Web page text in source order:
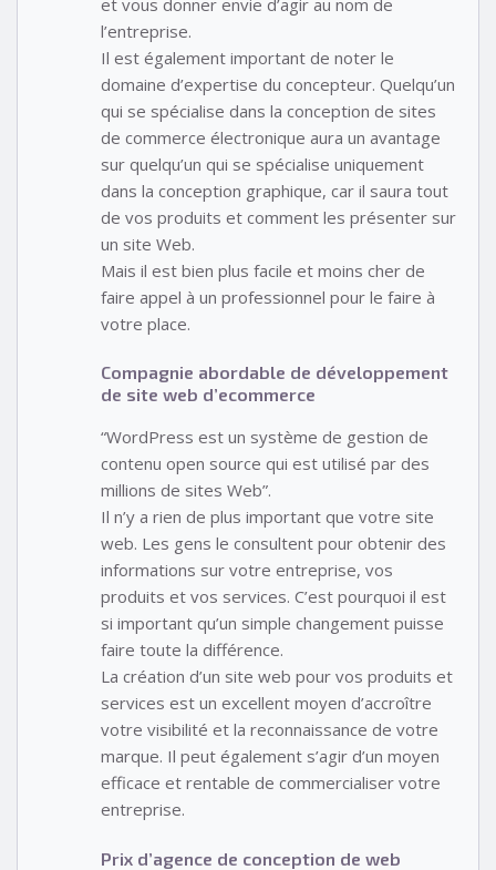
l’entreprise.
Il est également important de noter le
domaine d’expertise du concepteur. Quelqu’un
qui se spécialise dans la conception de sites
de commerce électronique aura un avantage
sur quelqu’un qui se spécialise uniquement
dans la conception graphique, car il saura tout
de vos produits et comment les présenter sur
un site Web.
Mais il est bien plus facile et moins cher de
faire appel à un professionnel pour le faire à
votre place.
Compagnie abordable de développement
de site web d’ecommerce
“WordPress est un système de gestion de
contenu open source qui est utilisé par des
millions de sites Web”.
Il n’y a rien de plus important que votre site
web. Les gens le consultent pour obtenir des
informations sur votre entreprise, vos
produits et vos services. C’est pourquoi il est
si important qu’un simple changement puisse
faire toute la différence.
La création d’un site web pour vos produits et
services est un excellent moyen d’accroître
votre visibilité et la reconnaissance de votre
marque. Il peut également s’agir d’un moyen
efficace et rentable de commercialiser votre
entreprise.
Prix d’agence de conception de web